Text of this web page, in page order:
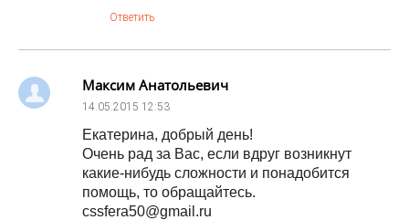
Ответить
Максим Анатольевич
14.05.2015 12:53
Екатерина, добрый день!
Очень рад за Вас, если вдруг возникнут
какие-нибудь сложности и понадобится
помощь, то обращайтесь.
cssfera50@gmail.ru